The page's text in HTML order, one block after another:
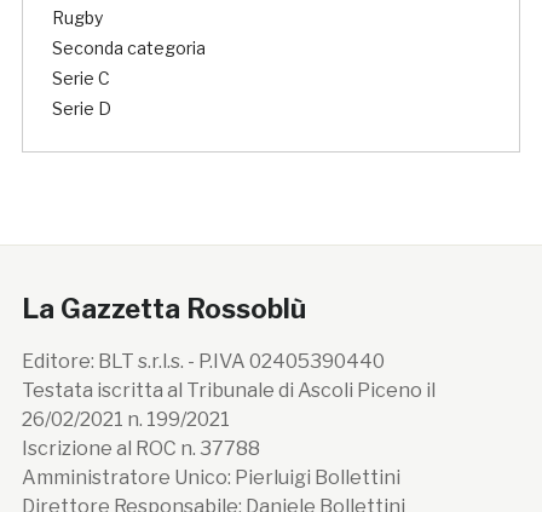
Rugby
Seconda categoria
Serie C
Serie D
La Gazzetta Rossoblù
Editore: BLT s.r.l.s. - P.IVA 02405390440
Testata iscritta al Tribunale di Ascoli Piceno il
26/02/2021 n. 199/2021
Iscrizione al ROC n. 37788
Amministratore Unico: Pierluigi Bollettini
Direttore Responsabile: Daniele Bollettini